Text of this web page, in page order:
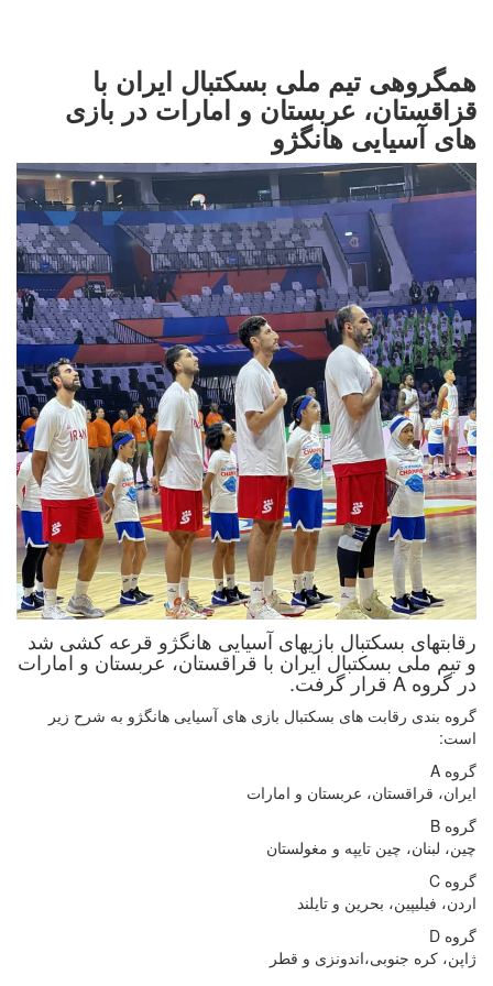
همگروهی تیم ملی بسکتبال ایران با
قزاقستان، عربستان و امارات در بازی
های آسیایی هانگژو
رقابتهای بسکتبال بازیهای آسیایی هانگژو قرعه کشی شد
و تیم ملی بسکتبال ایران با قراقستان، عربستان و امارات
در گروه A قرار گرفت.
گروه بندی رقابت های بسکتبال بازی های آسیایی هانگژو به شرح زیر
است:
گروه A
ایران، قراقستان، عربستان و امارات
گروه B
چین، لبنان، چین تایپه و مغولستان
گروه C
اردن، فیلیپین، بحرین و تایلند
گروه D
ژاپن، کره جنوبی،اندونزی و قطر